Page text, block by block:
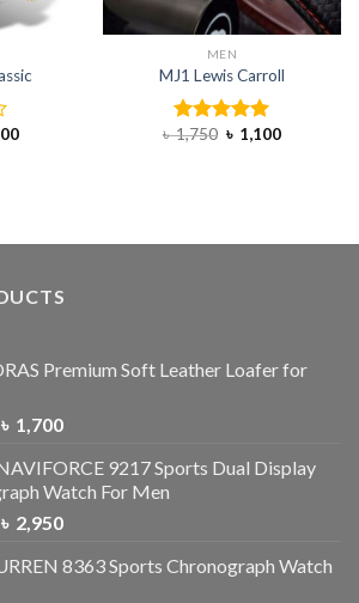
MEN
MJ1 Lewis Carroll
Rated5.00
৳1,750 ৳ 1,100
Premium Soft Leather Loafer for
৳ 1,700
9217 Sports Dual Display
Watch For Men
৳ 2,950
8363 Sports Chronograph Watch